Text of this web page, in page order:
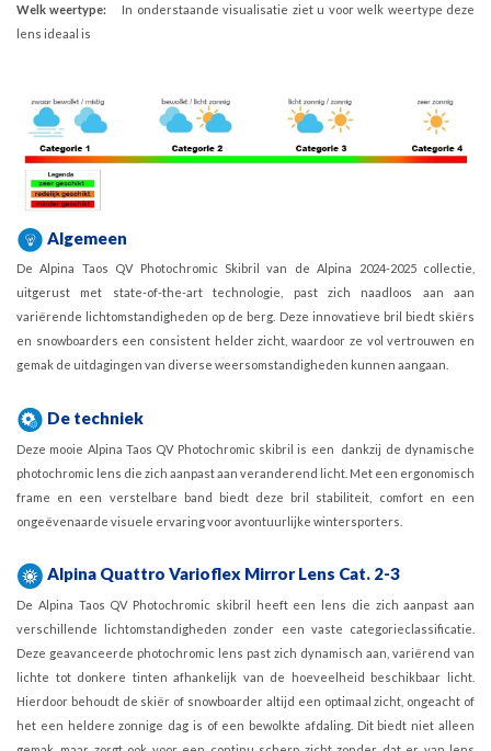
Welk weertype: In onderstaande visualisatie ziet u voor welk weertype deze
lens ideaal is
Algemeen
De Alpina Taos QV Photochromic Skibril van de Alpina 2024-2025 collectie,
uitgerust met state-of-the-art technologie, past zich naadloos aan aan
variërende lichtomstandigheden op de berg. Deze innovatieve bril biedt skiërs
en snowboarders een consistent helder zicht, waardoor ze vol vertrouwen en
gemak de uitdagingen van diverse weersomstandigheden kunnen aangaan.
De techniek
Deze mooie Alpina Taos QV Photochromic skibril is een dankzij de dynamische
photochromic lens die zich aanpast aan veranderend licht. Met een ergonomisch
frame en een verstelbare band biedt deze bril stabiliteit, comfort en een
ongeëvenaarde visuele ervaring voor avontuurlijke wintersporters.
Alpina Quattro Varioflex Mirror Lens Cat. 2-3
De Alpina Taos QV Photochromic skibril heeft een lens die zich aanpast aan
verschillende lichtomstandigheden zonder een vaste categorieclassificatie.
Deze geavanceerde photochromic lens past zich dynamisch aan, variërend van
lichte tot donkere tinten afhankelijk van de hoeveelheid beschikbaar licht.
Hierdoor behoudt de skiër of snowboarder altijd een optimaal zicht, ongeacht of
het een heldere zonnige dag is of een bewolkte afdaling. Dit biedt niet alleen